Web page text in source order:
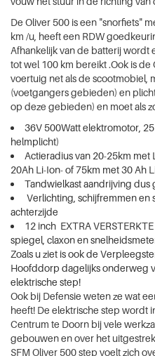
De Oliver 500 is een "snorfiets"
km /u, heeft een RDW
Afhankelijk van de batterij wordt
tot wel 100 km bereikt .Ook is
voertuig net als de scootmobiel,
(voetgangers gebieden) en
op deze gebieden) en moet als
36V 500Watt elektromotor,
helmplicht)
Actieradius van 20-25km met
20Ah Li-Ion- of 75km met 30 Ah
Tandwielkast aandrijving
Verlichting, schijfremmen en
achterzijde
12 inch EXTRA
spiegel, claxon en
Zoals u ziet is ook de
Hoofddorp dagelijks onderweg
elektrische step!
Ook bij Defensie weten ze wat
heeft! De elektrische step wordt
Centrum te Doorn bij vele
gebouwen en over het
SFM Oliver 500 step voelt zich